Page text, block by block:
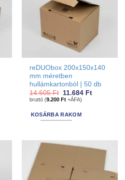
reDUObox 200x150x140
mm méretben
hullámkartonból | 50 db
14.605Ft Original
price
14.605 Ft.
11.684 FtCurrent
bruttó (9.200 Ft +ÁFA)
KOSÁRBA RAKOM